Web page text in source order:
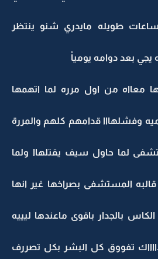
طويله مايدري شنو ينتظر
بعد دوامه يومياً
معااه من اول مرره لما اتهمها
وفشلهااا قدامهم كلهم والمررة
لما حاول سيف يقتلهاا ولما
المستشفى بصراخها غير انها
بالجدار باقوى ماعندها ليييه
تفووق كل البشر بكل تصررف